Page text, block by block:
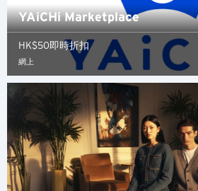
YAiCHi Marketplace
HK$50即時折扣
網上
K
九龍, 香港
N
新界, 香港
H
香港